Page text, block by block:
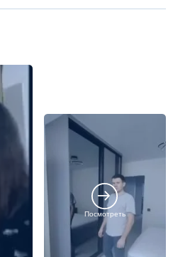
Посмотреть